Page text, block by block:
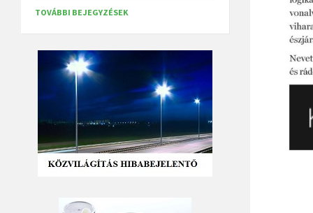
TOVÁBBI BEJEGYZÉSEK